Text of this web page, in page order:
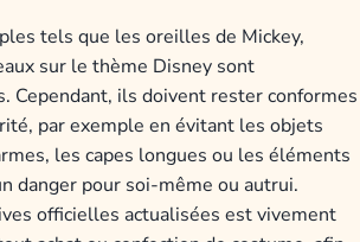
tels que les oreilles de Mickey,
sur le thème Disney sont
Cependant, ils doivent rester conformes
par exemple en évitant les objets
les capes longues ou les éléments
danger pour soi-même ou autrui.
officielles actualisées est vivement